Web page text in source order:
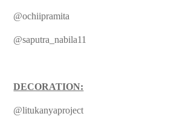
@ochiipramita
@saputra_nabila11
DECORATION:
@litukanyaproject